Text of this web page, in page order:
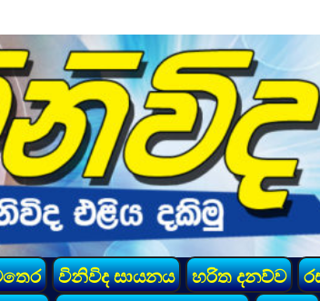
විනිවිද සායනය හරිත දනව්ව